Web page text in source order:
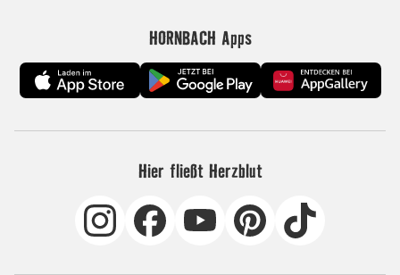
HORNBACH Apps
Hier fließt Herzblut